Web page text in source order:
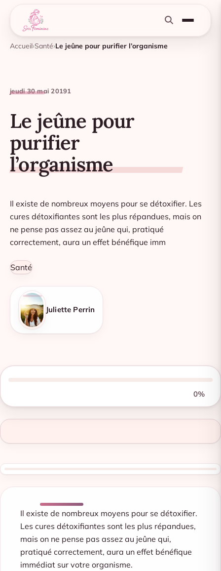
Accueil Santé Le jeûne pour purifier l’organisme
jeudi 30 mai 20191
Le jeûne pour
purifier
l’organisme
Il existe de nombreux moyens pour se détoxifier. Les
cures détoxifiantes sont les plus répandues, mais on
ne pense pas assez au jeûne qui, pratiqué
correctement, aura un effet bénéfique imm
Santé
Juliette Perrin
Il existe de nombreux moyens pour se détoxifier.
Les cures détoxifiantes sont les plus répandues,
mais on ne pense pas assez au jeûne qui,
pratiqué correctement, aura un effet bénéfique
immédiat sur votre organisme.
0%